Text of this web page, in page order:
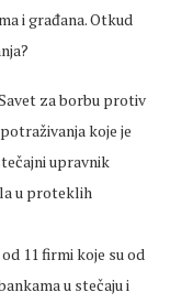
i građana. Otkud
za borbu protiv
koje je
upravnik
u proteklih
11 firmi koje su od
u stečaju i